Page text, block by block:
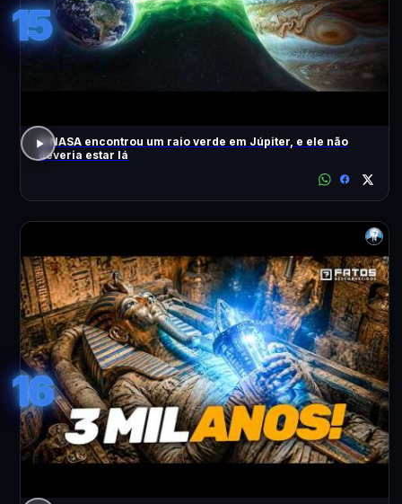
15
A NASA encontrou um raio verde em Júpiter, e ele não
deveria estar lá
16